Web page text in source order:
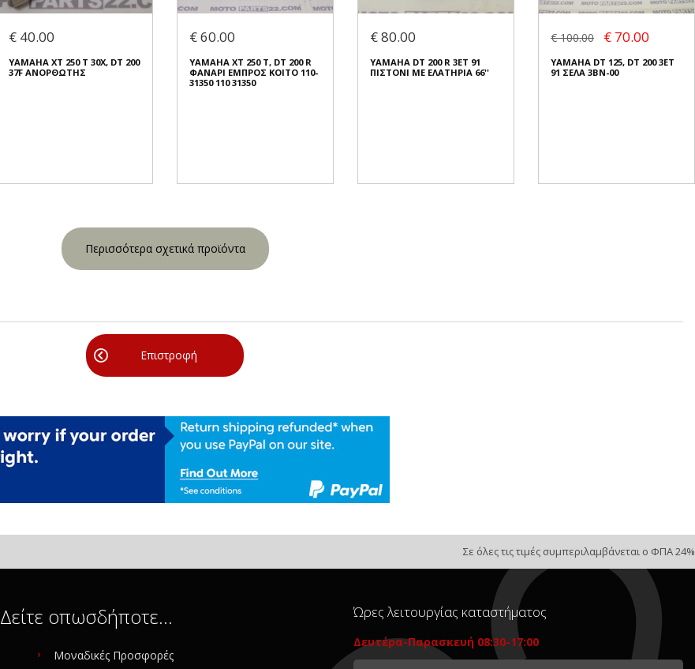
€ 40.00
YAMAHA XT 250 T 30X, DT 200
37F ΑΝΟΡΘΩΤΗΣ
€ 60.00
YAMAHA XT 250 T, DT 200 R
ΦΑΝΑΡΙ ΕΜΠΡΟΣ KOITO 110-
31350 110 31350
€ 80.00
YAMAHA DT 200 R 3ET 91
ΠΙΣΤΟΝΙ ΜΕ ΕΛΑΤΗΡΙΑ 66''
€ 100.00 € 70.00
YAMAHA DT 125, DT 200 3ΕΤ
91 ΣΕΛΑ 3ΒΝ-00
Περισσότερα σχετικά προϊόντα
Επιστροφή
Σε όλες τις τιμές συμπεριλαμβάνεται ο ΦΠΑ 24%
Δείτε οπωσδήποτε…
Μοναδικές Προσφορές
Ώρες λειτουργίας καταστήματος
Δευτέρα-Παρασκευή 08:30-17:00